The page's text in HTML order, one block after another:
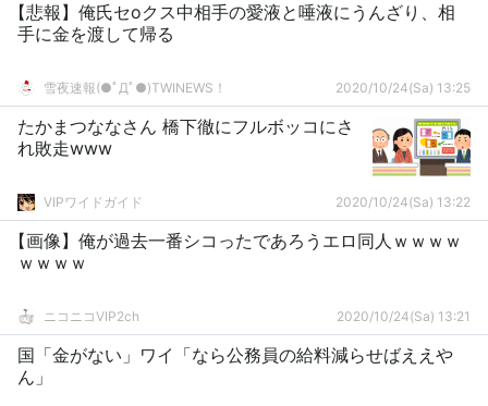
【悲報】俺氏セoクス中相手の愛液と唾液にうんざり、相
手に金を渡して帰る
雪夜速報(●ﾟДﾟ●)TWINEWS！ 2020/10/24(Sa) 13:25
たかまつななさん 橋下徹にフルボッコにさ
れ敗走www
VIPワイドガイド 2020/10/24(Sa) 13:22
【画像】俺が過去一番シコったであろうエロ同人ｗｗｗｗ
ｗｗｗｗ
ニコニコVIP2ch 2020/10/24(Sa) 13:21
国「金がない」ワイ「なら公務員の給料減らせばええや
ん」